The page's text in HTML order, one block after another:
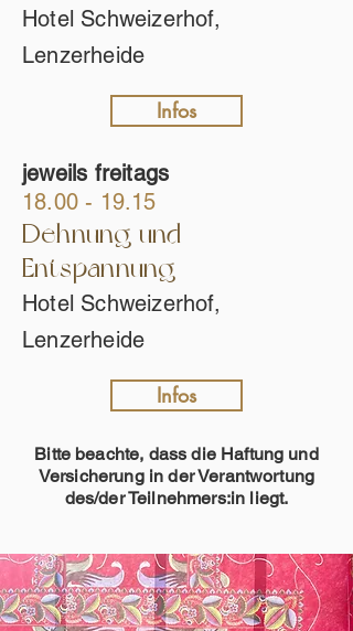
Hotel Schweizerhof,
Lenzerheide
Infos
jeweils freitags
18.00 - 19.15
Dehnung und
Entspannung
Hotel Schweizerhof,
Lenzerheide
Infos
Bitte beachte, dass die Haftung und
Versicherung in der Verantwortung
des/der Teilnehmers:in liegt.